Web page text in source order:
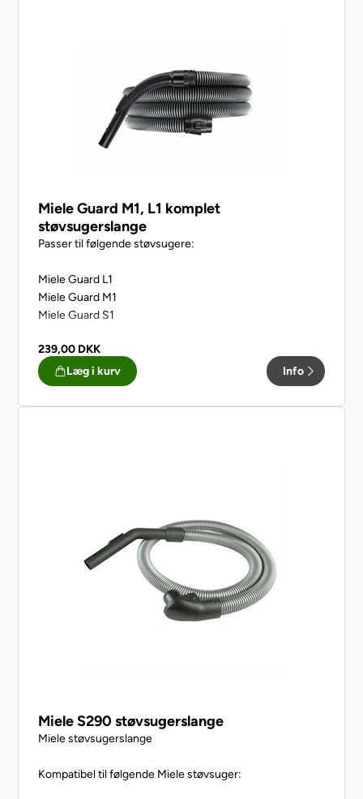
Miele Guard M1, L1 komplet
støvsugerslange
Passer til følgende støvsugere:
Miele Guard L1
Miele Guard M1
Miele Guard S1
239,00 DKK
Læg i kurv
Info
Miele S290 støvsugerslange
Miele støvsugerslange
Kompatibel til følgende Miele støvsuger: